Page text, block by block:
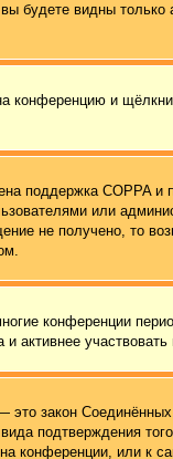
будете видны
конференцию и
поддержка COPPA
или
не получено, то
конференции
активнее участвовать
закон
подтверждения
или к